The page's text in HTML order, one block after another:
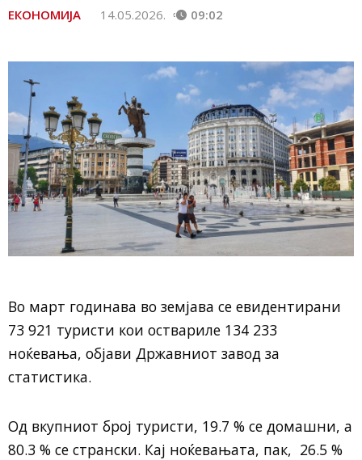
ЕКОНОМИЈА 14.05.2026. 09:02
Во март годинава во земјава се евидентирани
73 921 туристи кои оствариле 134 233
ноќевања, објави Државниот завод за
статистика.
Од вкупниот број туристи, 19.7 % се домашни, а
80.3 % се странски. Кај ноќевањата, пак, 26.5 %